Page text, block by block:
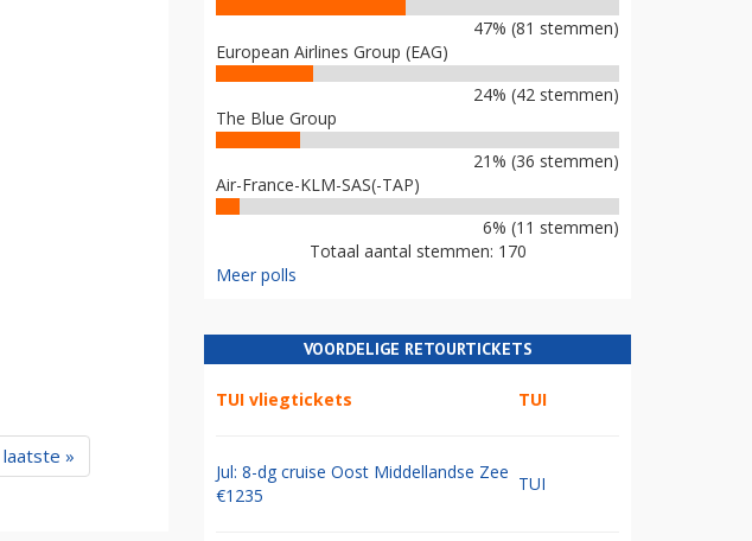
laatste »
47% (81 stemmen)
European Airlines Group (EAG)
24% (42 stemmen)
The Blue Group
21% (36 stemmen)
Air-France-KLM-SAS(-TAP)
6% (11 stemmen)
Totaal aantal stemmen: 170
Meer polls
VOORDELIGE RETOURTICKETS
TUI vliegtickets TUI
Jul: 8-dg cruise Oost Middellandse Zee
€1235
TUI